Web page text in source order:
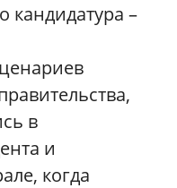
кандидатура –
в
и
когда